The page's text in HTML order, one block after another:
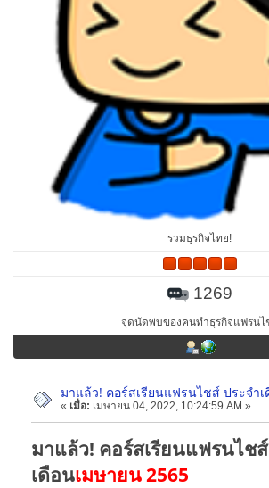
รวมธุรกิจไทย!
1269
จุดนัดพบของคนทำธุรกิจแฟรนไ
มาแล้ว! คอร์สเรียนแฟรนไชส์ ประจำ
« เมื่อ: เมษายน 04, 2022, 10:24:59 AM »
มาแล้ว! คอร์สเรียนแฟรนไช
เดือนเมษายน 2565